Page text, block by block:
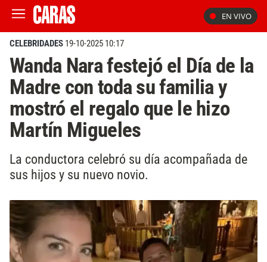
EN VIVO
CELEBRIDADES 19-10-2025 10:17
Wanda Nara festejó el Día de la
Madre con toda su familia y
mostró el regalo que le hizo
Martín Migueles
La conductora celebró su día acompañada de
sus hijos y su nuevo novio.